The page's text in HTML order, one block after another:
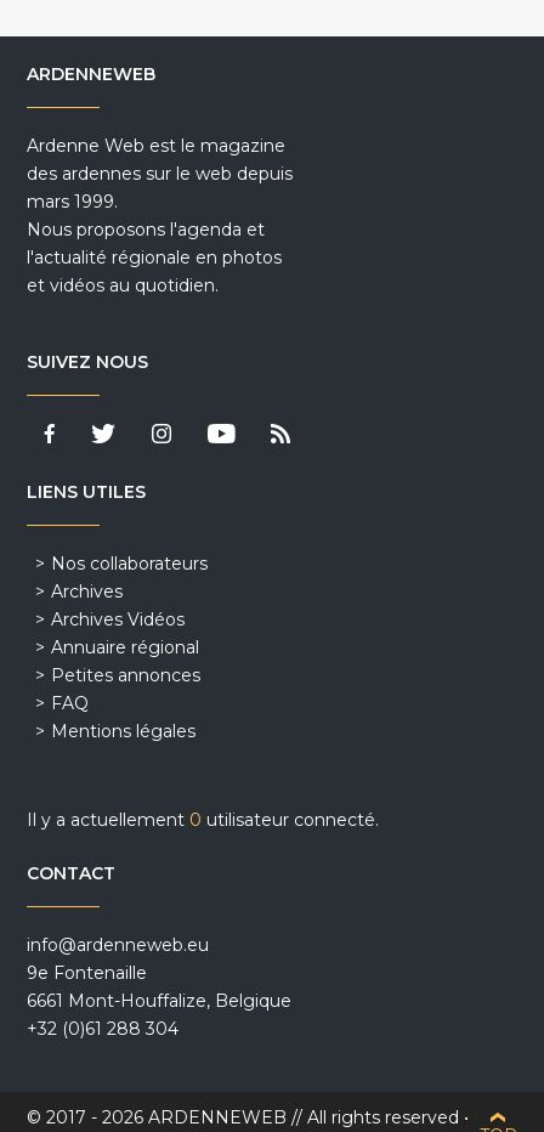
ARDENNEWEB
Ardenne Web est le magazine
des ardennes sur le web depuis
mars 1999.
Nous proposons l'agenda et
l'actualité régionale en photos
et vidéos au quotidien.
SUIVEZ NOUS
LIENS UTILES
Nos collaborateurs
Archives
Archives Vidéos
Annuaire régional
Petites annonces
FAQ
Mentions légales
Il y a actuellement 0 utilisateur connecté.
CONTACT
info@ardenneweb.eu
9e Fontenaille
6661 Mont-Houffalize, Belgique
+32 (0)61 288 304
© 2017 - 2026 ARDENNEWEB // All rights reserved •